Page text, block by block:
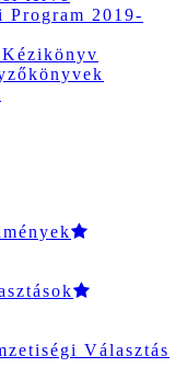
Program 2019-
Választás